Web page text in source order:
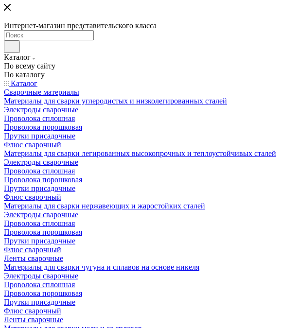
Интернет-магазин представительского класса
Каталог
По всему сайту
По каталогу
Каталог
Сварочные материалы
Материалы для сварки углеродистых и низколегированных сталей
Электроды сварочные
Проволока сплошная
Проволока порошковая
Прутки присадочные
Флюс сварочный
Материалы для сварки легированных высокопрочных и теплоустойчивых сталей
Электроды сварочные
Проволока сплошная
Проволока порошковая
Прутки присадочные
Флюс сварочный
Материалы для сварки нержавеющих и жаростойких сталей
Электроды сварочные
Проволока сплошная
Проволока порошковая
Прутки присадочные
Флюс сварочный
Ленты сварочные
Материалы для сварки чугуна и сплавов на основе никеля
Электроды сварочные
Проволока сплошная
Проволока порошковая
Прутки присадочные
Флюс сварочный
Ленты сварочные